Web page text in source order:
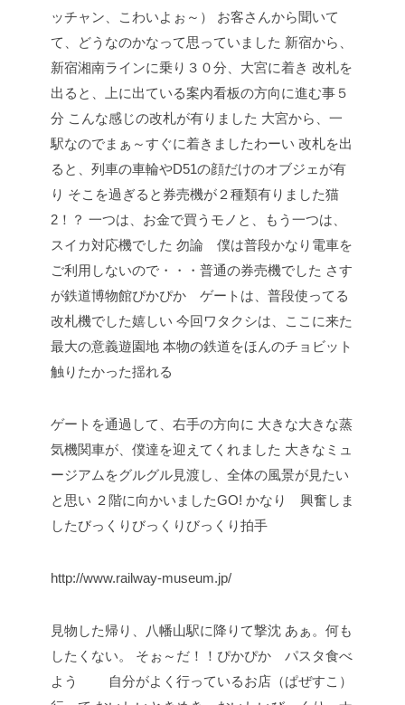
ッチャン、こわいよぉ～）
お客さんから聞いて
て、どうなのかなって思っていました 新宿から、
新宿湘南ラインに乗り３０分、大宮に着き 改札を
出ると、上に出ている案内看板の方向に進む事５
分 こんな感じの改札が有りました 大宮から、一
駅なのでまぁ～すぐに着きましたわーい 改札を出
ると、列車の車輪やD51の顔だけのオブジェが有
り そこを過ぎると券売機が２種類有りました猫
2！？ 一つは、お金で買うモノと、もう一つは、
スイカ対応機でした 勿論 僕は普段かなり電車を
ご利用しないので・・・普通の券売機でした さす
が鉄道博物館ぴかぴか ゲートは、普段使ってる
改札機でした嬉しい 今回ワタクシは、ここに来た
最大の意義遊園地 本物の鉄道をほんのチョビット
触りたかった揺れる
ゲートを通過して、右手の方向に 大きな大きな蒸
気機関車が、僕達を迎えてくれました 大きなミュ
ージアムをグルグル見渡し、全体の風景が見たい
と思い ２階に向かいましたGO! かなり 興奮しま
したびっくりびっくりびっくり拍手
http://www.railway-museum.jp/
見物した帰り、八幡山駅に降りて撃沈 あぁ。何も
したくない。
そぉ～だ！！ぴかぴか パスタ食べ
よう
自分がよく行っているお店（ぱぜすこ）